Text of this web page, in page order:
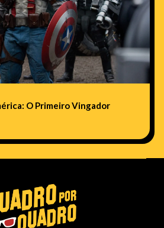
O Primeiro Vingador